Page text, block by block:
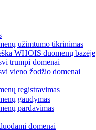
užimtumo tikrinimas
WHOIS duomenų bazėje
trumpi domenai
vieno žodžio domenai
registravimas
gaudymas
pardavimas
domenai